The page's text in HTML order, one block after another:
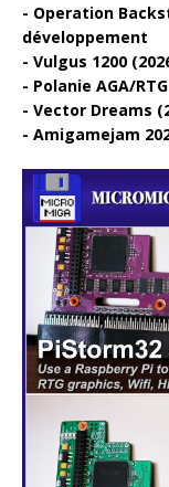
Operation
développement
Vulgus 1200
Polanie AGA/
Vector Dreams
Amigamejam